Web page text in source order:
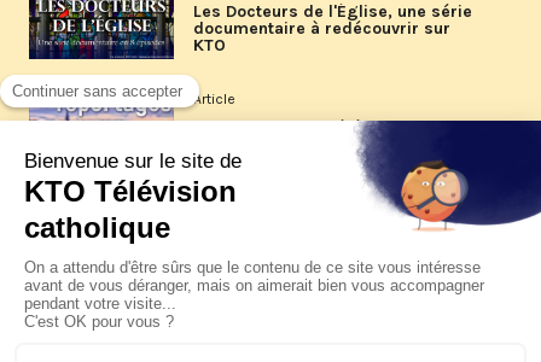
Les Docteurs de l'Église, une série
documentaire à redécouvrir sur
KTO
Article
Les reportages d'été 2026 de KTO
La visite pastorale du pape Léon
jeudi 6 août